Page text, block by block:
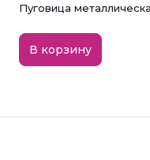
Пуговица
В корзину